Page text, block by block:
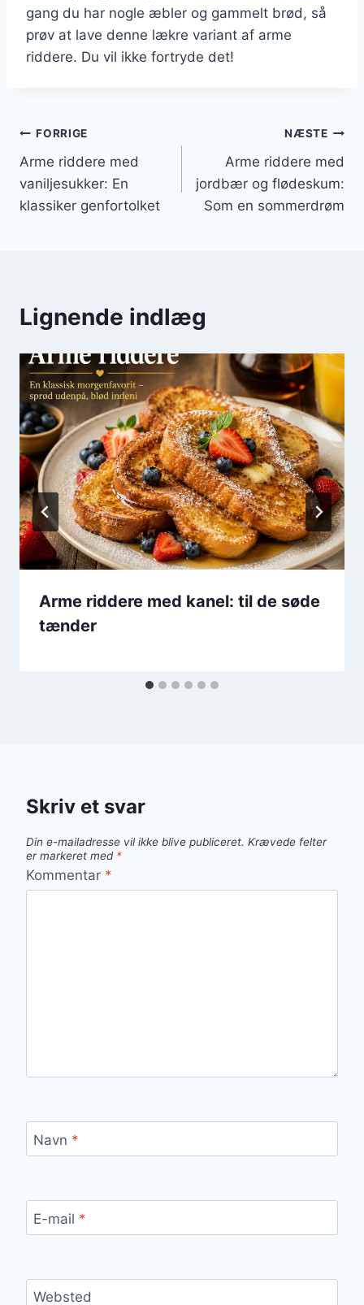
gang du har nogle æbler og gammelt brød, så
prøv at lave denne lækre variant af arme
riddere. Du vil ikke fortryde det!
Indlægsnavigation
FORRIGE
Arme riddere med
vaniljesukker: En
klassiker genfortolket
NÆSTE
Arme riddere med
jordbær og flødeskum:
Som en sommerdrøm
Lignende indlæg
Arme riddere med kanel: til de søde
tænder
Skriv et svar
Din e-mailadresse vil ikke blive publiceret. Krævede felter
er markeret med *
Kommentar *
Navn *
E-mail *
Websted